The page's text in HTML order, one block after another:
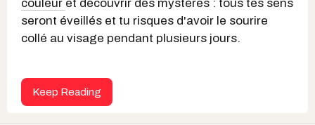
couleur et découvrir des mystères : tous tes sens
seront éveillés et tu risques d'avoir le sourire
collé au visage pendant plusieurs jours.
Keep Reading